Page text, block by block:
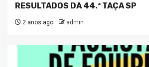
RESULTADOS DA 44.ª TAÇA SP
2 anos ago admin